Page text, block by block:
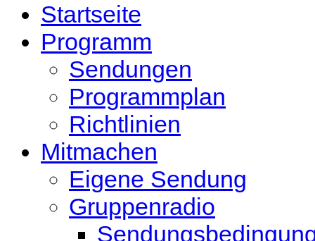
Startseite
Programm
Sendungen
Programmplan
Richtlinien
Mitmachen
Eigene Sendung
Gruppenradio